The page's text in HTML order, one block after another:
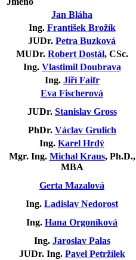
Jan Bláha
Ing. František Brožík
JUDr. Petra Buzková
MUDr. Robert Dostál, CSc.
Ing. Vlastimil Doubrava
Ing. Jiří Faifr
Eva Fischerová
JUDr. Stanislav Gross
PhDr. Václav Grulich
Ing. Karel Hrdý
Mgr. Ing. Michal Kraus, Ph.D.,
MBA
Gerta Mazalová
Ing. Ladislav Nedorost
Ing. Hana Orgoníková
Ing. Jaroslav Palas
JUDr. Ing. Pavel Petržílek